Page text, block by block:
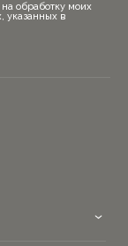
обработку моих
указанных в